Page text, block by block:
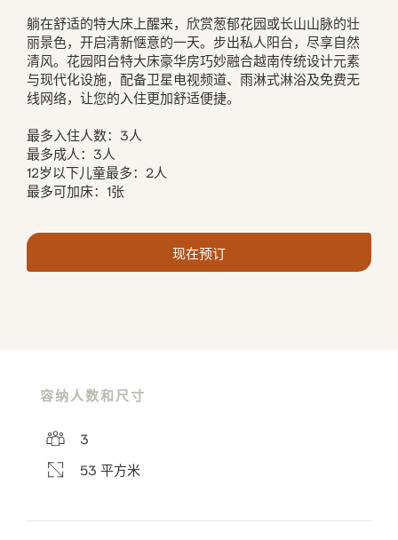
躺在舒适的特大床上醒来，欣赏葱郁花园或长山山脉的壮
丽景色，开启清新惬意的一天。步出私人阳台，尽享自然
清风。花园阳台特大床豪华房巧妙融合越南传统设计元素
与现代化设施，配备卫星电视频道、雨淋式淋浴及免费无
线网络，让您的入住更加舒适便捷。
最多入住人数：3人
最多成人：3人
12岁以下儿童最多：2人
最多可加床：1张
现在预订
容纳人数和尺寸
3
53 平方米